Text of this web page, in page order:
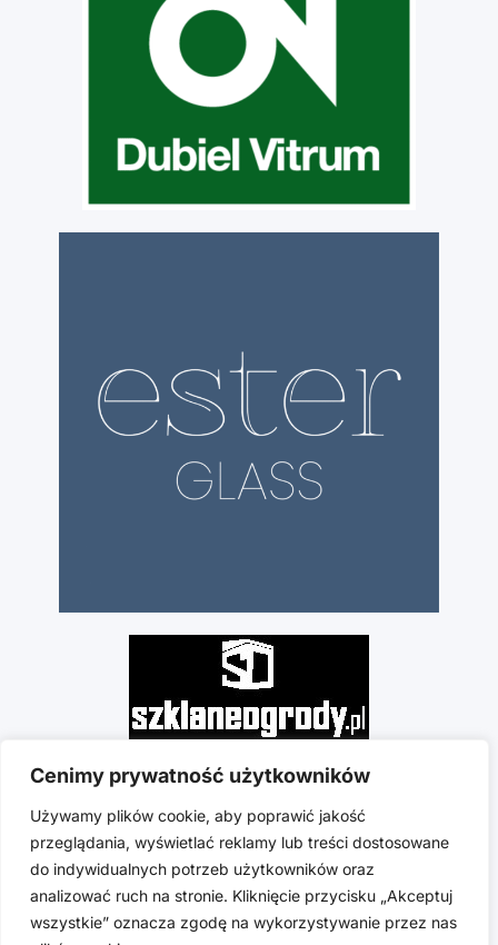
Cenimy prywatność użytkowników
Używamy plików cookie, aby poprawić jakość
przeglądania, wyświetlać reklamy lub treści dostosowane
do indywidualnych potrzeb użytkowników oraz
analizować ruch na stronie. Kliknięcie przycisku „Akceptuj
wszystkie” oznacza zgodę na wykorzystywanie przez nas